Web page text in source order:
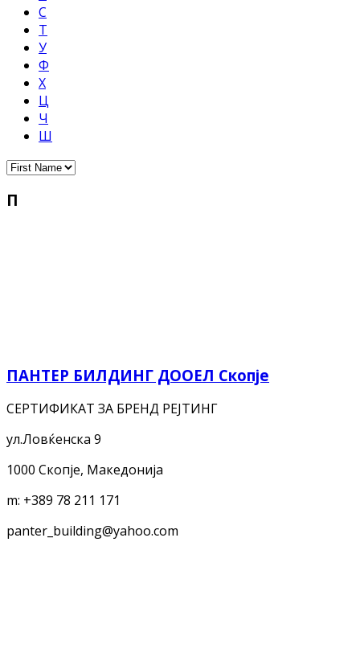
С
Т
У
Ф
Х
Ц
Ч
Ш
П
ПАНТЕР БИЛДИНГ ДООЕЛ Скопје
СЕРТИФИКАТ ЗА БРЕНД РЕЈТИНГ
ул.Ловќенска 9
1000 Скопје, Македонија
m: +389 78 211 171
panter_building@yahoo.com